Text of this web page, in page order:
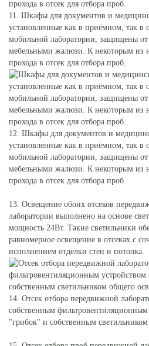
11. Шкафы для документов и
установленные как в приёмном, так в
мобильной лаборатории, защищены
мебельными жалюзи. К некоторым из
прохода в отсек для отбора проб.
12. Шкафы для документов и
установленные как в приёмном, так в
мобильной лаборатории, защищены
мебельными жалюзи. К некоторым из
прохода в отсек для отбора проб.
13. Освещение обоих отсеков
лаборатории выполнено на основе
мощность 24Вт. Такие светильники
равномерное освещение в отсеках с
исполнением отделки стен и потолка.
14. Отсек отбора передвижной
собственным
"грибок" и собственным